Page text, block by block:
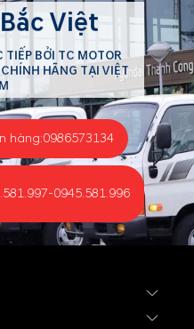
Việt
TIẾP BỞI TC MOTOR
HÃNG TẠI VIỆT
hàng:0986573134
-0945.581.996